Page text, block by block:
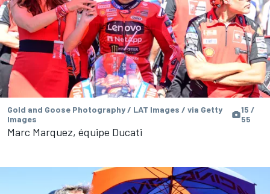
Gold and Goose Photography / LAT Images / via Getty
Images
15 /
55
Marc Marquez, équipe Ducati